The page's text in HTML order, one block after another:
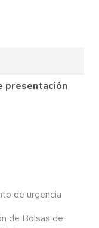
presentación
de urgencia
de Bolsas de